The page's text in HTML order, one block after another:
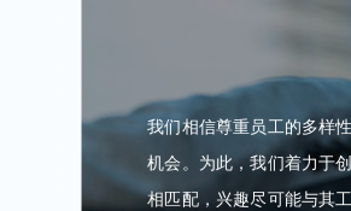
我们相信尊重员工的多样
机会。为此，我们着力于
相匹配，兴趣尽可能与其